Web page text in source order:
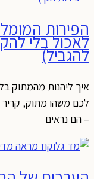
הפירות
לאכול בלי
להגביל)
איך ליהנות מהמתוק
לכם משהו מתוק, קריר
– הם נראים